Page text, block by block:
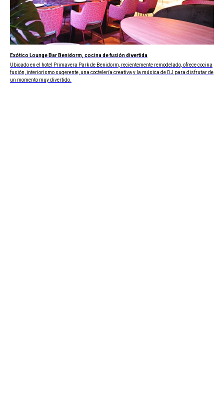
Exótico Lounge Bar Benidorm, cocina de fusión divertida
Ubicado en el hotel Primavera Park de Benidorm, recientemente remodelado, ofrece cocina
fusión, interiorismo sugerente, una coctelería creativa y la música de DJ para disfrutar de
un momento muy divertido.